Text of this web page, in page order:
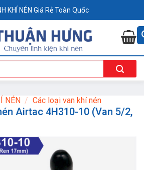
KHÍ NÉN Giá Rẻ Toàn Quốc
NÉN / Các loại van khí nén
Airtac 4H310-10 (Van 5/2,